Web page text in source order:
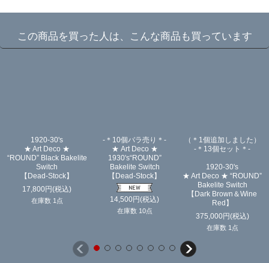
この商品を買った人は、こんな商品も買っています
1920-30's
★ Art Deco ★
“ROUND” Black Bakelite
Switch
【Dead-Stock】
17,800円(税込)
在庫数 1点
-＊10個バラ売り＊-
★ Art Deco ★
1930's“ROUND”
Bakelite Switch
【Dead-Stock】
14,500円(税込)
在庫数 10点
（＊1個追加しました）
-＊13個セット＊-
1920-30's
★ Art Deco ★ “ROUND”
Bakelite Switch
【Dark Brown＆Wine
Red】
375,000円(税込)
在庫数 1点